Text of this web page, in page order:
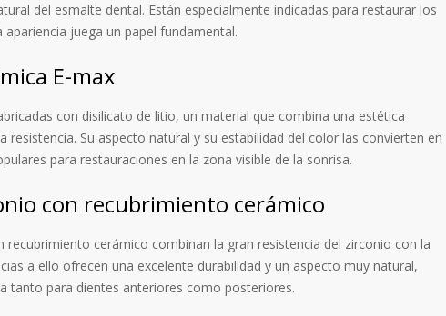
del esmalte dental. Están especialmente indicadas para restaurar los
juega un papel fundamental.
E-max
con disilicato de litio, un material que combina una estética
resistencia. Su aspecto natural y su estabilidad del color las convierten en
para restauraciones en la zona visible de la sonrisa.
con recubrimiento cerámico
recubrimiento cerámico combinan la gran resistencia del zirconio con la
a ello ofrecen una excelente durabilidad y un aspecto muy natural,
tanto para dientes anteriores como posteriores.